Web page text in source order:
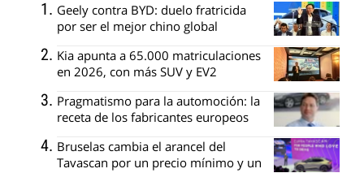
Geely contra BYD: duelo fratricida
por ser el mejor chino global
Kia apunta a 65.000 matriculaciones
en 2026, con más SUV y EV2
Pragmatismo para la automoción: la
receta de los fabricantes europeos
Bruselas cambia el arancel del
Tavascan por un precio mínimo y un